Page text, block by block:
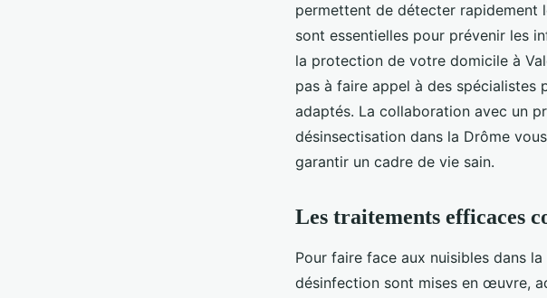
permettent de détecter rapidement
sont essentielles pour prévenir les
la protection de votre domicile à
pas à faire appel à des spécialistes
adaptés. La collaboration avec un
désinsectisation dans la Drôme
garantir un cadre de vie sain.
Les traitements efficaces
Pour faire face aux nuisibles dans
désinfection sont mises en œuvre,